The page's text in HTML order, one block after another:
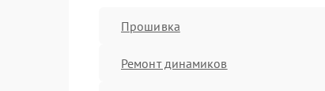
Прошивка
Ремонт динамиков